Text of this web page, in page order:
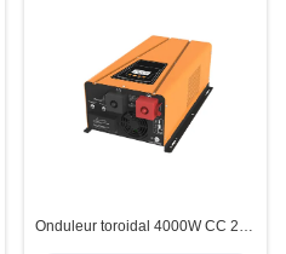
Onduleur toroidal 4000W CC 24V